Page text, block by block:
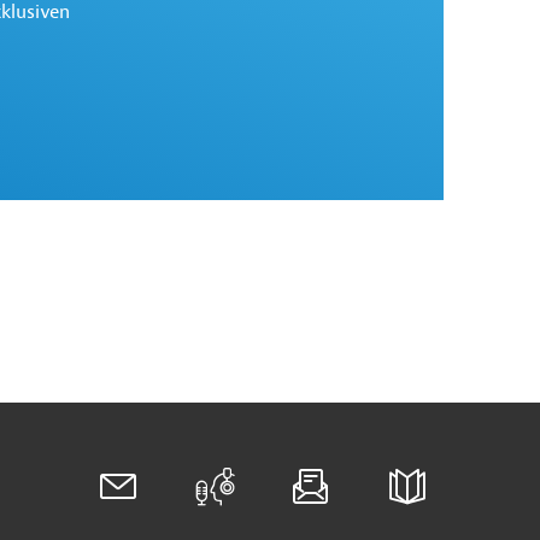
Abonnieren Sie unseren Newsletter zu den neuesten
Zu den Rechtsnews